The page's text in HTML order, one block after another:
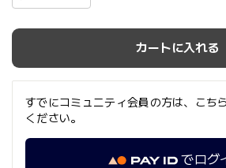
カートに入れる
すでにコミュニティ会員の方は、こち
ください。
でログ